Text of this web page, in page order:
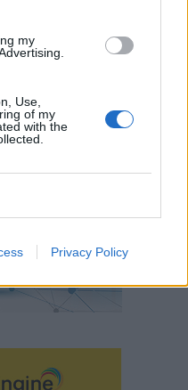
my
Use,
of my
with the
Privacy Policy